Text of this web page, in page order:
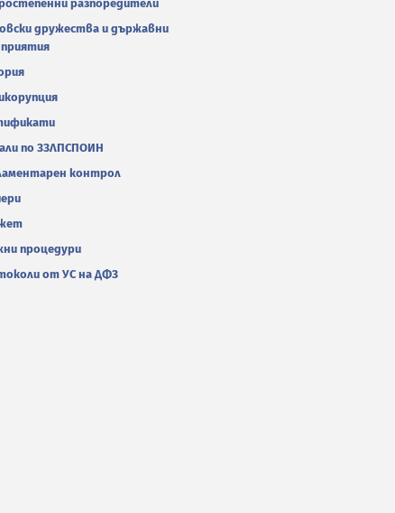
разпоредители
дружества и държавни
по ЗЗЛПСПОИН
контрол
процедури
от УС на ДФЗ